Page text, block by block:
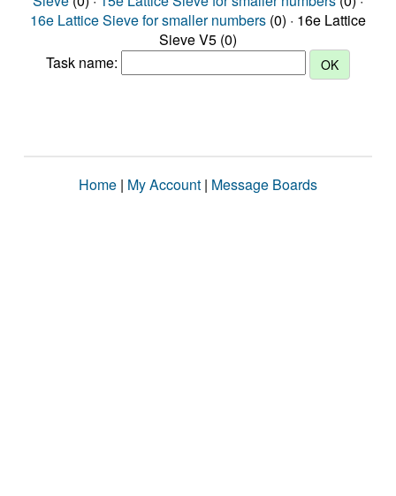
16e Lattice Sieve for smaller numbers (0) · 16e Lattice
Sieve V5 (0)
Task name:
Home | My Account | Message Boards